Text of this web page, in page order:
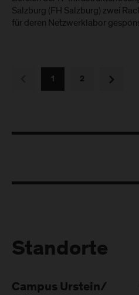
Salzburg (FH Salzburg) zwei
für deren Netzwerklabor
vorherige
1 2 nächste
Standorte
Campus Urstein/